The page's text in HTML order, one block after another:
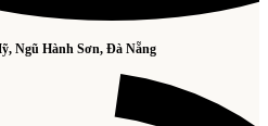
Ngũ Hành Sơn, Đà Nẵng